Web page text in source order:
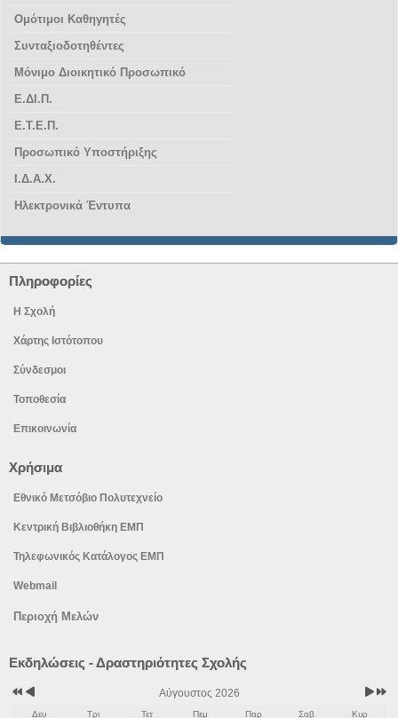
Ομότιμοι Καθηγητές
Συνταξιοδοτηθέντες
Μόνιμο Διοικητικό Προσωπικό
Ε.ΔΙ.Π.
Ε.Τ.Ε.Π.
Προσωπικό Υποστήριξης
Ι.Δ.Α.Χ.
Ηλεκτρονικά Έντυπα
Πληροφορίες
Η Σχολή
Χάρτης Ιστότοπου
Σύνδεσμοι
Τοποθεσία
Επικοινωνία
Χρήσιμα
Εθνικό Μετσόβιο Πολυτεχνείο
Κεντρική Βιβλιοθήκη ΕΜΠ
Τηλεφωνικός Κατάλογος ΕΜΠ
Webmail
Περιοχή Μελών
Εκδηλώσεις - Δραστηριότητες Σχολής
Προηγούμενος
μήνας
Αύγουστος 2026
Δευ Τρι Τετ Πεμ Παρ Σαβ Κυρ